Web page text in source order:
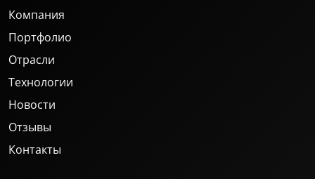
Компания
Портфолио
Отрасли
Технологии
Новости
Отзывы
Контакты